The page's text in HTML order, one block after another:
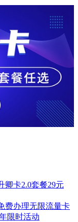
卿卡2.0套餐29元
费办理无限流量卡
限时活动